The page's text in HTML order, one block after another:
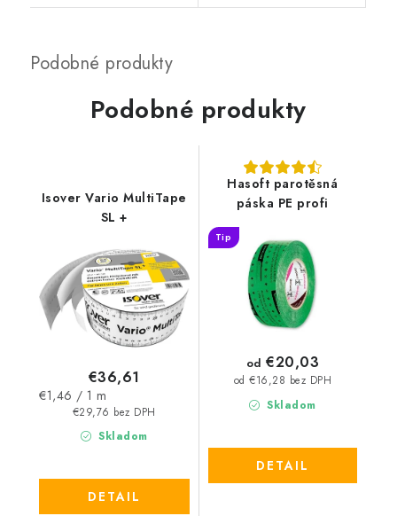
Podobné produkty
Isover Vario MultiTape
SL +
Skladom
€29,76 bez DPH
€36,61
Jednotková
€1,46 / 1 m
DETAIL
Hasoft parotěsná
páska PE profi
Tip
Skladom
od €16,28 bez DPH
od €20,03
DETAIL